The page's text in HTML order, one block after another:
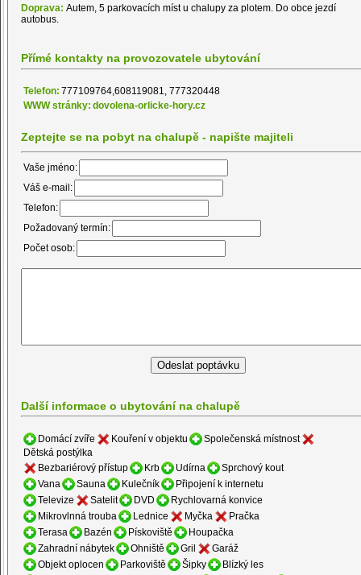
Doprava: Autem, 5 parkovacích míst u chalupy za plotem. Do obce jezdí
autobus.
Přímé kontakty na provozovatele ubytování
Telefon: 777109764,608119081, 777320448
WWW stránky: dovolena-orlicke-hory.cz
Zeptejte se na pobyt na chalupě - napište majiteli
Vaše jméno:
Váš e-mail:
Telefon:
Požadovaný termín:
Počet osob:
Další informace o ubytování na chalupě
Domácí zvíře Kouření v objektu
Společenská místnost
Dětská postýlka
Bezbariérový přístup
Krb Udírna
Sprchový kout
Vana
Sauna Kulečník
Připojení k internetu
Televize
Satelit DVD
Rychlovarná konvice
Mikrovlnná trouba
Lednice Myčka
Pračka
Terasa
Bazén Pískoviště
Houpačka
Zahradní nábytek
Ohniště Gril
Garáž
Objekt oplocen
Parkoviště Šipky
Blízký les